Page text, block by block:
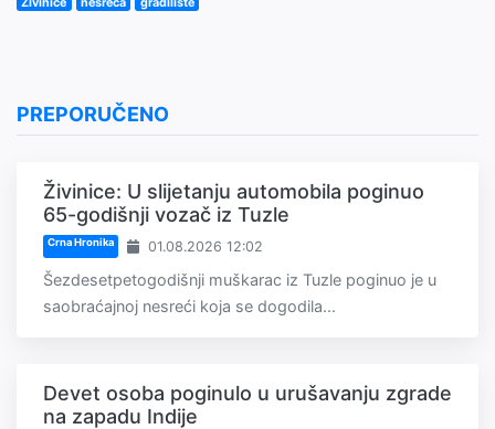
PREPORUČENO
Živinice: U slijetanju automobila poginuo
65-godišnji vozač iz Tuzle
Crna Hronika 01.08.2026 12:02
Šezdesetpetogodišnji muškarac iz Tuzle poginuo je u
saobraćajnoj nesreći koja se dogodila...
Devet osoba poginulo u urušavanju zgrade
na zapadu Indije